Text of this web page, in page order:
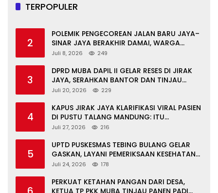
TERPOPULER
2
POLEMIK PENGECOREAN JALAN BARU JAYA–
SINAR JAYA BERAKHIR DAMAI, WARGA
APRESIASI PERAN FORKOPIMCAM DAN DPRD
Juli 8, 2026 249
3
DPRD MUBA DAPIL II GELAR RESES DI JIRAK
JAYA, SERAHKAN BANTOR DAN TINJAU
JALAN RUSAK SERTA TPS 3R
Juli 20, 2026 229
4
KAPUS JIRAK JAYA KLARIFIKASI VIRAL PASIEN
DI PUSTU TALANG MANDUNG: ITU
MISKOMUNIKASI
Juli 27, 2026 216
5
UPTD PUSKESMAS TEBING BULANG GELAR
GASKAN, LAYANI PEMERIKSAAN KESEHATAN
GRATIS UNTUK ASN DI SUNGAI KERUH
Juli 24, 2026 178
PERKUAT KETAHAN PANGAN DARI DESA,